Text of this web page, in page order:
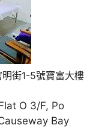
街1-5號寶富大樓
O 3/F, Po
Bay